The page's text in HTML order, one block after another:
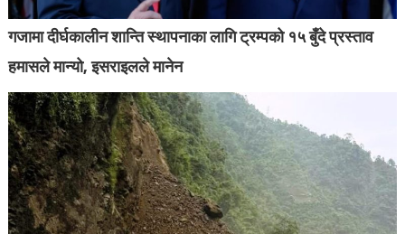
गजामा दीर्घकालीन शान्ति स्थापनाका लागि ट्रम्पको १५ बुँदे प्रस्ताव
हमासले मान्यो, इसराइलले मानेन